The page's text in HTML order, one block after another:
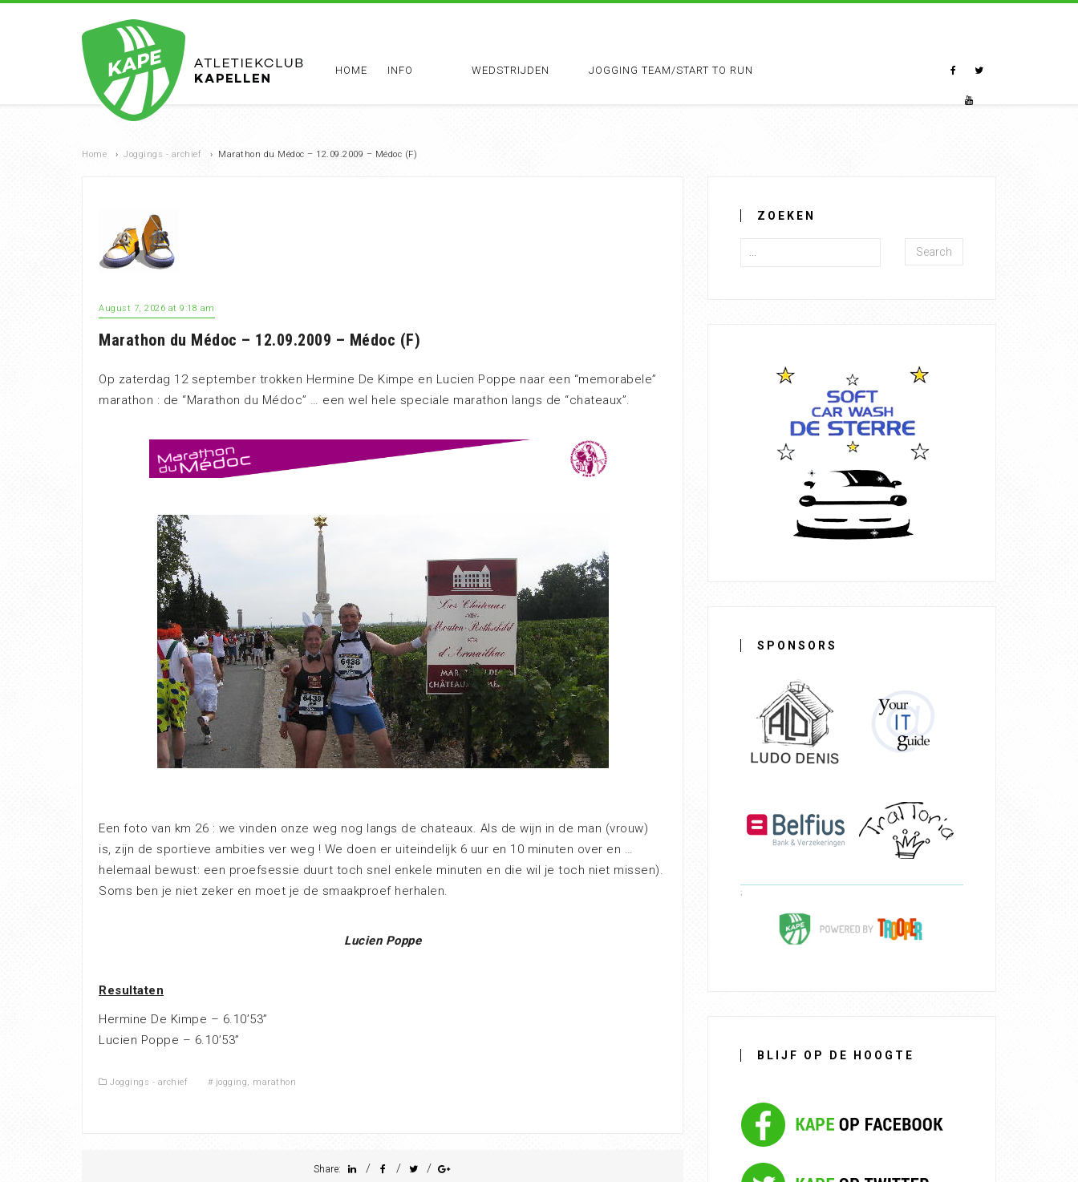
HOME INFO WEDSTRIJDEN JOGGING TEAM/START TO RUN
Home › Joggings - archief › Marathon du Médoc – 12.09.2009 – Médoc (F)
August 7, 2026 at 9:18 am
Marathon du Médoc – 12.09.2009 – Médoc (F)
Op zaterdag 12 september trokken Hermine De Kimpe en Lucien Poppe naar een “memorabele”
marathon : de “Marathon du Médoc” … een wel hele speciale marathon langs de “chateaux”.
Een foto van km 26 : we vinden onze weg nog langs de chateaux. Als de wijn in de man (vrouw)
is, zijn de sportieve ambities ver weg ! We doen er uiteindelijk 6 uur en 10 minuten over en …
helemaal bewust: een proefsessie duurt toch snel enkele minuten en die wil je toch niet missen).
Soms ben je niet zeker en moet je de smaakproef herhalen.
Lucien Poppe
Resultaten
Hermine De Kimpe – 6.10’53”
Lucien Poppe – 6.10’53”
Joggings - archief # jogging, marathon
Share: / / /
ZOEKEN
Search
SPONSORS
BLIJF OP DE HOOGTE